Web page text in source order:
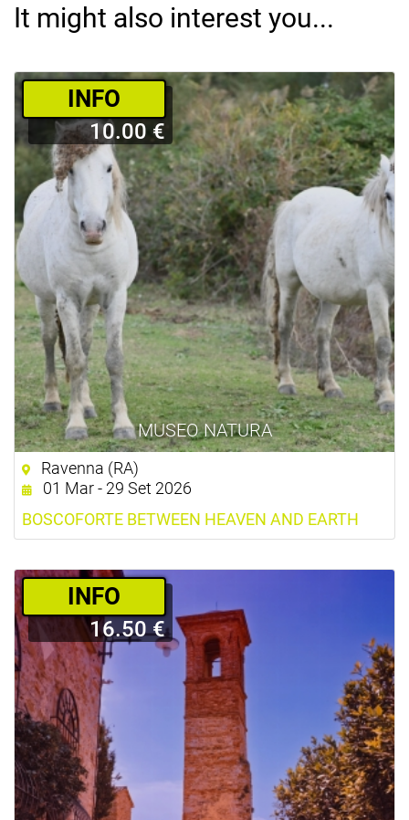
It might also interest you...
MUSEO NATURA
­INFO
10.00 €
Ravenna (RA)
01 Mar - 29 Set 2026
BOSCOFORTE BETWEEN HEAVEN AND EARTH
­INFO
16.50 €